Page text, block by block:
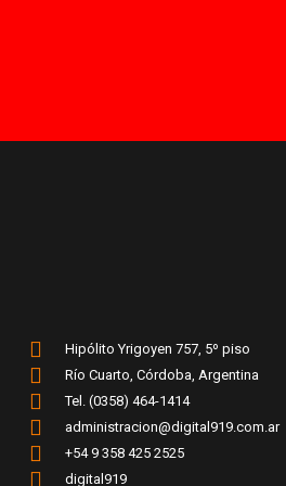
Hipólito Yrigoyen 757, 5º piso
Río Cuarto, Córdoba, Argentina
Tel. (0358) 464-1414
administracion@digital919.com.ar
+54 9 358 425 2525
digital919